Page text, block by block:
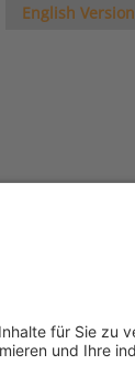
English Version